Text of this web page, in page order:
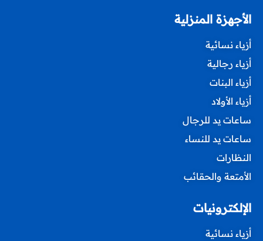
الأجهزة المنزلية
أزياء نسائية
أزياء رجالية
أزياء البنات
أزياء الأولاد
ساعات يد للرجال
ساعات يد للنساء
النظارات
الأمتعة والحقائب
الإلكترونيات
أزياء نسائية